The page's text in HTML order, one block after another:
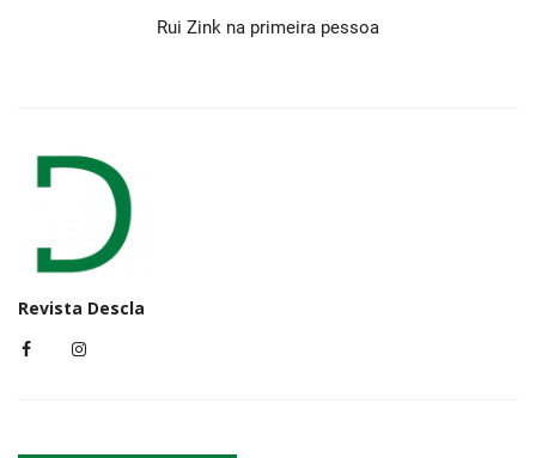
Rui Zink na primeira pessoa
Revista Descla